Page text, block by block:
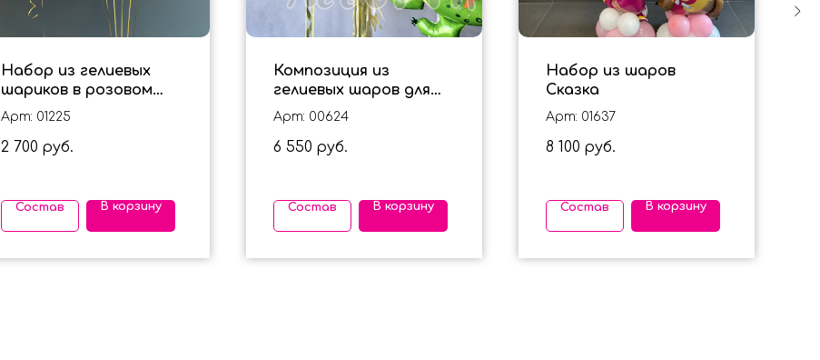
Набор из гелиевых
шариков в розовом
цвете с мишкой для
девочки
Арт: 01225
2 700 руб.
Состав В корзину
Композиция из
гелиевых шаров для
мальчика с
динозавром на 3 года
Арт: 00624
6 550 руб.
Состав В корзину
Набор из шаров
Сказка
Арт: 01637
8 100 руб.
Состав В корзину